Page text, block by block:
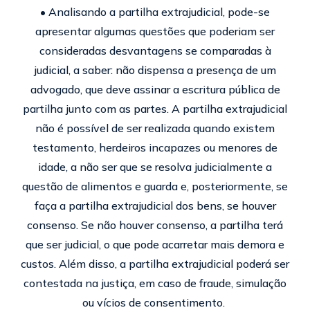
• Analisando a partilha extrajudicial, pode-se
apresentar algumas questões que poderiam ser
consideradas desvantagens se comparadas à
judicial, a saber: não dispensa a presença de um
advogado, que deve assinar a escritura pública de
partilha junto com as partes. A partilha extrajudicial
não é possível de ser realizada quando existem
testamento, herdeiros incapazes ou menores de
idade, a não ser que se resolva judicialmente a
questão de alimentos e guarda e, posteriormente, se
faça a partilha extrajudicial dos bens, se houver
consenso. Se não houver consenso, a partilha terá
que ser judicial, o que pode acarretar mais demora e
custos. Além disso, a partilha extrajudicial poderá ser
contestada na justiça, em caso de fraude, simulação
ou vícios de consentimento.